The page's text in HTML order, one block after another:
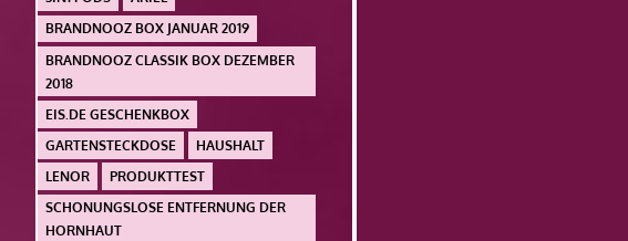
BRANDNOOZ BOX JANUAR 2019
BRANDNOOZ CLASSIK BOX DEZEMBER
2018
EIS.DE GESCHENKBOX
GARTENSTECKDOSE
HAUSHALT
LENOR
PRODUKTTEST
SCHONUNGSLOSE ENTFERNUNG DER
HORNHAUT